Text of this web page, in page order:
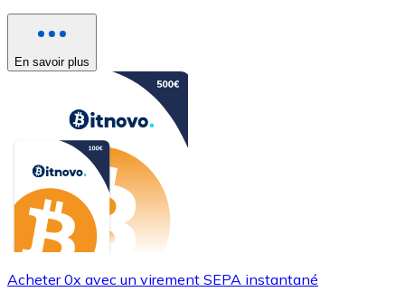
En savoir plus
Acheter 0x avec un virement SEPA instantané